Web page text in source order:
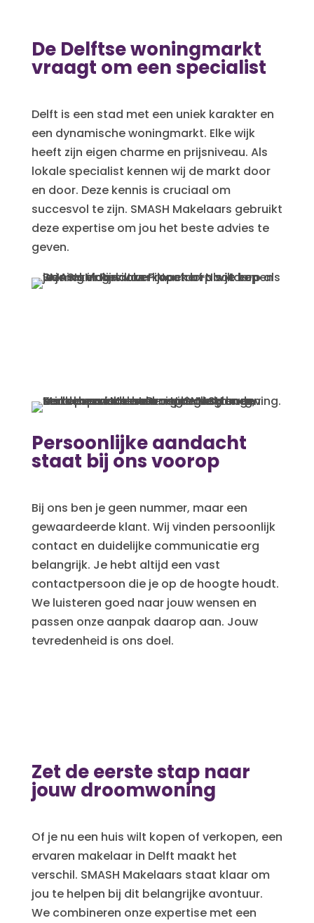
De Delftse woningmarkt
vraagt om een specialist
Delft is een stad met een uniek karakter en
een dynamische woningmarkt. Elke wijk
heeft zijn eigen charme en prijsniveau. Als
lokale specialist kennen wij de markt door
en door. Deze kennis is cruciaal om
succesvol te zijn. SMASH Makelaars gebruikt
deze expertise om jou het beste advies te
geven.
Persoonlijke aandacht
staat bij ons voorop
Bij ons ben je geen nummer, maar een
gewaardeerde klant. Wij vinden persoonlijk
contact en duidelijke communicatie erg
belangrijk. Je hebt altijd een vast
contactpersoon die je op de hoogte houdt.
We luisteren goed naar jouw wensen en
passen onze aanpak daarop aan. Jouw
tevredenheid is ons doel.
Zet de eerste stap naar
jouw droomwoning
Of je nu een huis wilt kopen of verkopen, een
ervaren makelaar in Delft maakt het
verschil. SMASH Makelaars staat klaar om
jou te helpen bij dit belangrijke avontuur.
We combineren onze expertise met een